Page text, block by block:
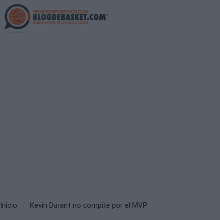
Skip
to
main
Breadcrumb
Inicio Kevin Durant no compite por el MVP